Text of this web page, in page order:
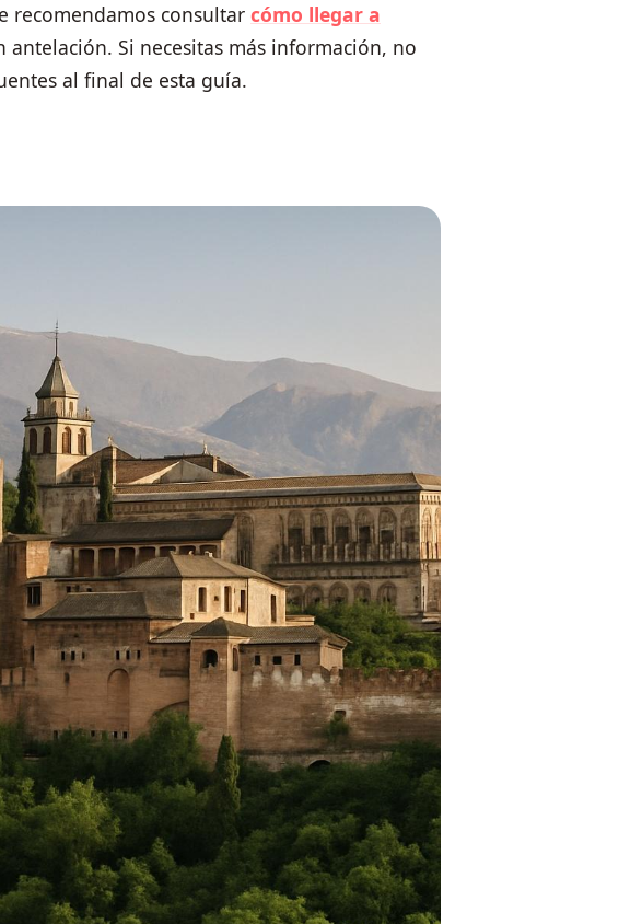
recomendamos consultar cómo llegar a
Si necesitas más información, no
al final de esta guía.